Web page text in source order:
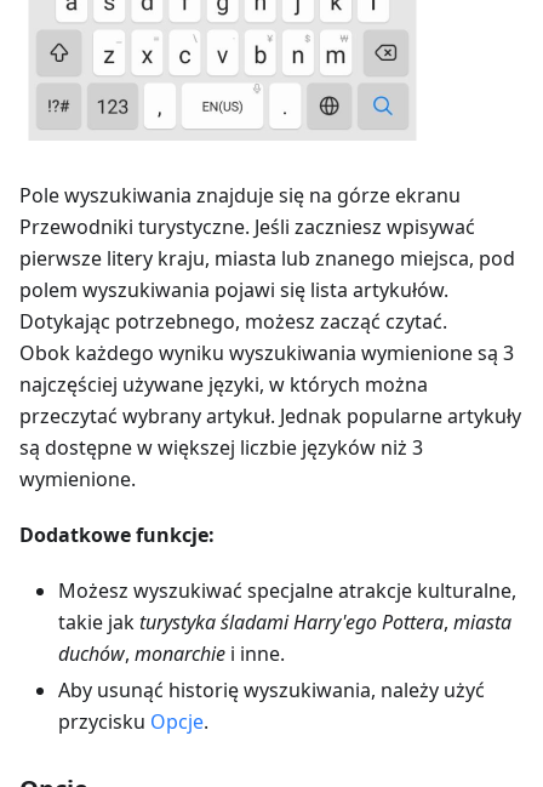
Pole wyszukiwania znajduje się na górze ekranu
Przewodniki turystyczne. Jeśli zaczniesz wpisywać
pierwsze litery kraju, miasta lub znanego miejsca, pod
polem wyszukiwania pojawi się lista artykułów.
Dotykając potrzebnego, możesz zacząć czytać.
Obok każdego wyniku wyszukiwania wymienione są 3
najczęściej używane języki, w których można
przeczytać wybrany artykuł. Jednak popularne artykuły
są dostępne w większej liczbie języków niż 3
wymienione.
Dodatkowe funkcje:
Możesz wyszukiwać specjalne atrakcje kulturalne,
takie jakturystyka śladami Harry'ego Pottera, miasta
duchów, monarchie i inne.
Aby usunąć historię wyszukiwania, należy użyć
przycisku Opcje.